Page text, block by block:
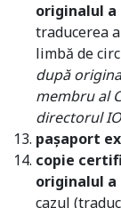
originalul
traducerea
limbă de
după
membru al
directorul
pașaport
copie
originalul
cazul